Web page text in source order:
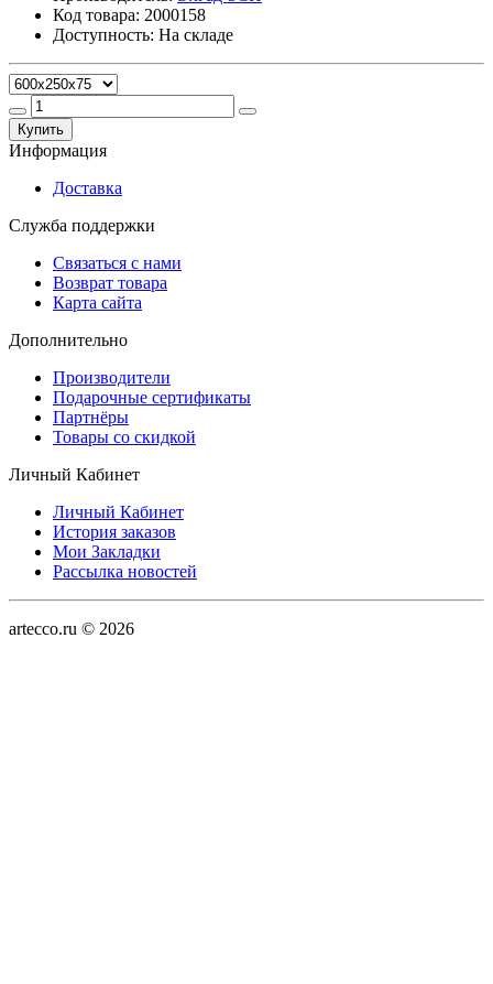
Код товара: 2000158
Доступность: На складе
Купить
Информация
Доставка
Служба поддержки
Связаться с нами
Возврат товара
Карта сайта
Дополнительно
Производители
Подарочные сертификаты
Партнёры
Товары со скидкой
Личный Кабинет
Личный Кабинет
История заказов
Мои Закладки
Рассылка новостей
artecco.ru © 2026